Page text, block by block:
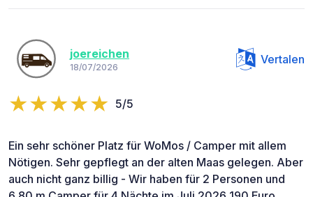
joereichen
18/07/2026
Vertalen
5/5
Ein sehr schöner Platz für WoMos / Camper mit allem
Nötigen. Sehr gepflegt an der alten Maas gelegen. Aber
auch nicht ganz billig - Wir haben für 2 Personen und